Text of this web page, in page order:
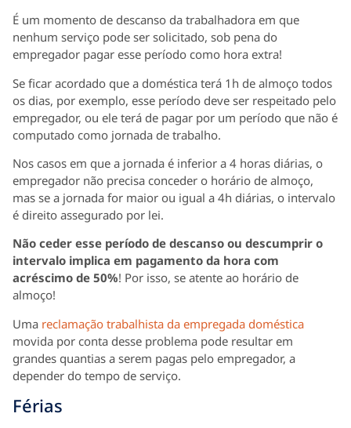
É um momento de descanso da trabalhadora em que
nenhum serviço pode ser solicitado, sob pena do
empregador pagar esse período como hora extra!
Se ficar acordado que a doméstica terá 1h de almoço todos
os dias, por exemplo, esse período deve ser respeitado pelo
empregador, ou ele terá de pagar por um período que não é
computado como jornada de trabalho.
Nos casos em que a jornada é inferior a 4 horas diárias, o
empregador não precisa conceder o horário de almoço,
mas se a jornada for maior ou igual a 4h diárias, o intervalo
é direito assegurado por lei.
Não ceder esse período de descanso ou descumprir o
intervalo implica em pagamento da hora com
acréscimo de 50%! Por isso, se atente ao horário de
almoço!
Uma reclamação trabalhista da empregada doméstica
movida por conta desse problema pode resultar em
grandes quantias a serem pagas pelo empregador, a
depender do tempo de serviço.
Férias